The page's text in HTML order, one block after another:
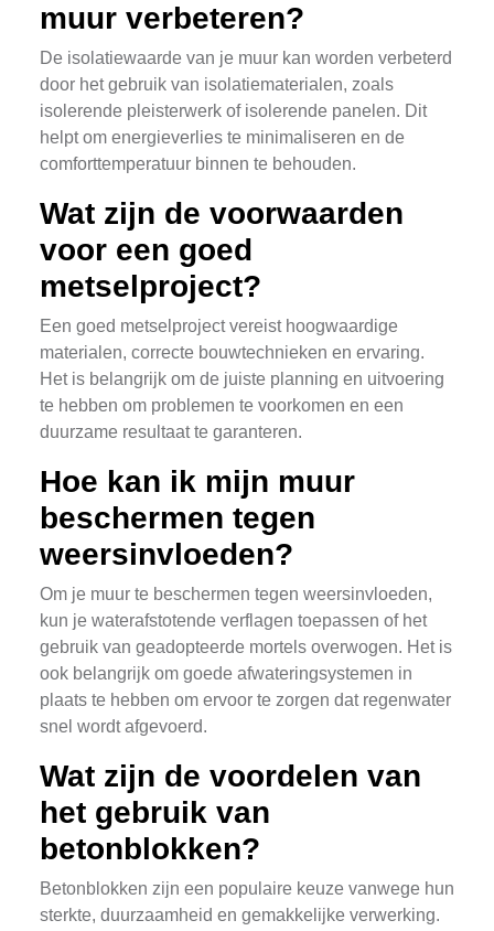
muur verbeteren?
De isolatiewaarde van je muur kan worden verbeterd
door het gebruik van isolatiematerialen, zoals
isolerende pleisterwerk of isolerende panelen. Dit
helpt om energieverlies te minimaliseren en de
comforttemperatuur binnen te behouden.
Wat zijn de voorwaarden
voor een goed
metselproject?
Een goed metselproject vereist hoogwaardige
materialen, correcte bouwtechnieken en ervaring.
Het is belangrijk om de juiste planning en uitvoering
te hebben om problemen te voorkomen en een
duurzame resultaat te garanteren.
Hoe kan ik mijn muur
beschermen tegen
weersinvloeden?
Om je muur te beschermen tegen weersinvloeden,
kun je waterafstotende verflagen toepassen of het
gebruik van geadopteerde mortels overwogen. Het is
ook belangrijk om goede afwateringsystemen in
plaats te hebben om ervoor te zorgen dat regenwater
snel wordt afgevoerd.
Wat zijn de voordelen van
het gebruik van
betonblokken?
Betonblokken zijn een populaire keuze vanwege hun
sterkte, duurzaamheid en gemakkelijke verwerking.